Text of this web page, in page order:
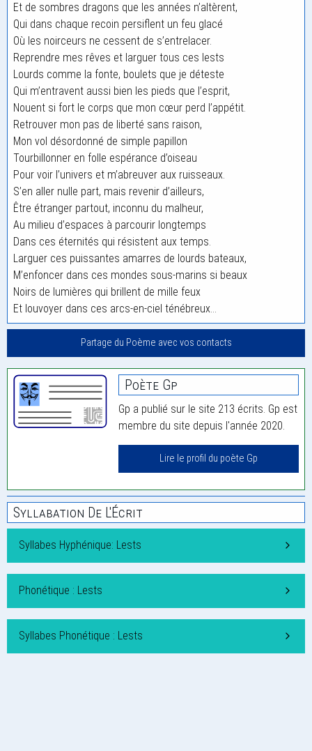
Et de sombres dragons que les années n’altèrent,
Qui dans chaque recoin persiflent un feu glacé
Où les noirceurs ne cessent de s’entrelacer.
Reprendre mes rêves et larguer tous ces lests
Lourds comme la fonte, boulets que je déteste
Qui m’entravent aussi bien les pieds que l’esprit,
Nouent si fort le corps que mon cœur perd l’appétit.
Retrouver mon pas de liberté sans raison,
Mon vol désordonné de simple papillon
Tourbillonner en folle espérance d’oiseau
Pour voir l’univers et m’abreuver aux ruisseaux.
S’en aller nulle part, mais revenir d’ailleurs,
Être étranger partout, inconnu du malheur,
Au milieu d’espaces à parcourir longtemps
Dans ces éternités qui résistent aux temps.
Larguer ces puissantes amarres de lourds bateaux,
M’enfoncer dans ces mondes sous-marins si beaux
Noirs de lumières qui brillent de mille feux
Et louvoyer dans ces arcs-en-ciel ténébreux…
Partage du Poème avec vos contacts
Poète Gp
Gp a publié sur le site 213 écrits. Gp est
membre du site depuis l'année 2020.
Lire le profil du poète Gp
Syllabation De L'Écrit
Syllabes Hyphénique: Lests
Phonétique : Lests
Syllabes Phonétique : Lests